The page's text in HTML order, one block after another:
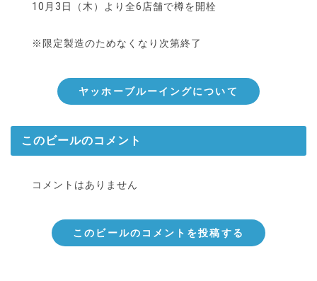
10月3日（木）より全6店舗で樽を開栓
※限定製造のためなくなり次第終了
ヤッホーブルーイングについて
このビールのコメント
コメントはありません
このビールのコメントを投稿する